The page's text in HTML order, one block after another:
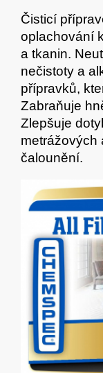
Čisticí
oplachování
a tkanin.
nečistoty a
přípravků,
Zabraňuje
Zlepšuje
metrážových
čalounění.